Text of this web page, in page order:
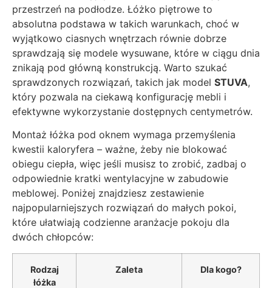
przestrzeń na podłodze. Łóżko piętrowe to
absolutna podstawa w takich warunkach, choć w
wyjątkowo ciasnych wnętrzach równie dobrze
sprawdzają się modele wysuwane, które w ciągu dnia
znikają pod główną konstrukcją. Warto szukać
sprawdzonych rozwiązań, takich jak model STUVA,
który pozwala na ciekawą konfigurację mebli i
efektywne wykorzystanie dostępnych centymetrów.
Montaż łóżka pod oknem wymaga przemyślenia
kwestii kaloryfera – ważne, żeby nie blokować
obiegu ciepła, więc jeśli musisz to zrobić, zadbaj o
odpowiednie kratki wentylacyjne w zabudowie
meblowej. Poniżej znajdziesz zestawienie
najpopularniejszych rozwiązań do małych pokoi,
które ułatwiają codzienne aranżacje pokoju dla
dwóch chłopców:
Rodzaj
łóżka
Zaleta Dla kogo?